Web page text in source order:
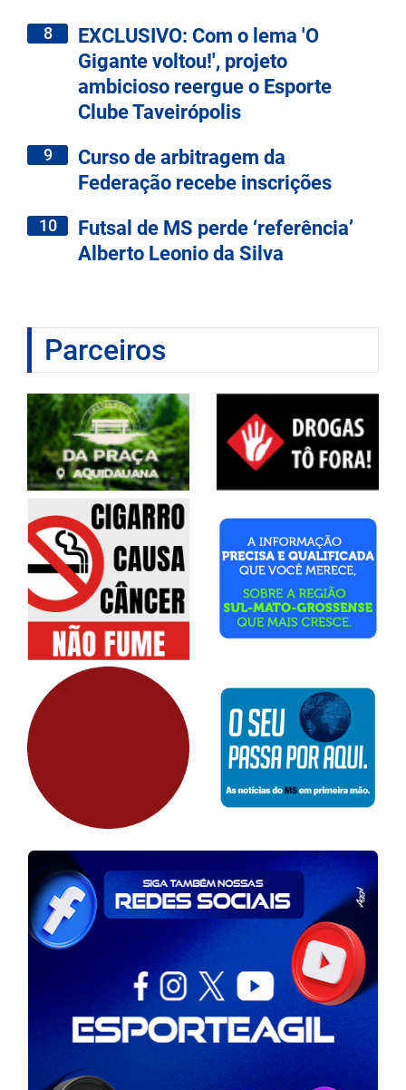
8
EXCLUSIVO: Com o lema 'O
Gigante voltou!', projeto
ambicioso reergue o Esporte
Clube Taveirópolis
9
Curso de arbitragem da
Federação recebe inscrições
10
Futsal de MS perde ‘referência’
Alberto Leonio da Silva
Parceiros